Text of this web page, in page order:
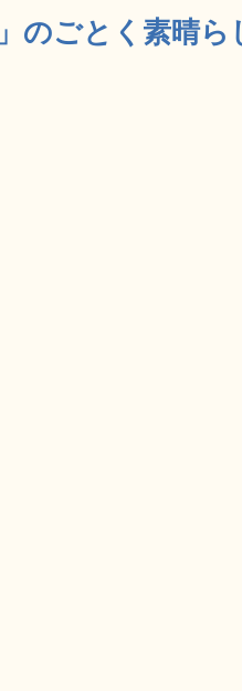
のごとく素晴